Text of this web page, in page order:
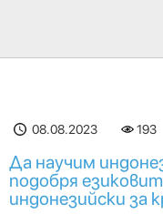
08.08.2023 193
Да научим
подобря
индонезийски за